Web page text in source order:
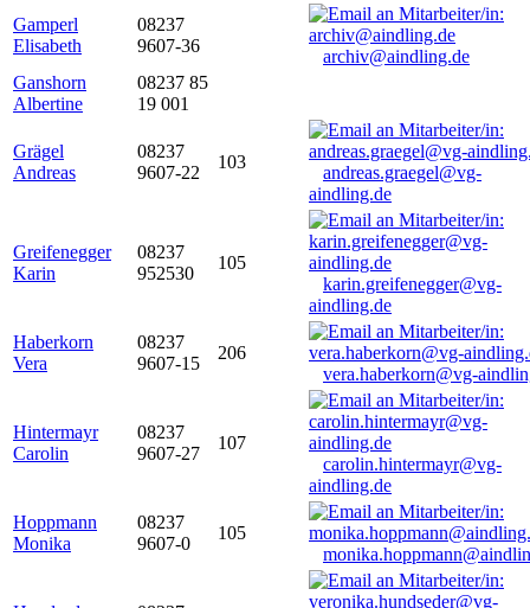
Gamperl
Elisabeth
08237
9607-36
archiv@aindling.de
Ganshorn
Albertine
08237 85
19 001
Grägel
Andreas
08237
9607-22
103
andreas.graegel@vg-
aindling.de
Greifenegger
Karin
08237
952530
105
karin.greifenegger@vg-
aindling.de
Haberkorn
Vera
08237
9607-15
206
vera.haberkorn@vg-
Hintermayr
Carolin
08237
9607-27
107
carolin.hintermayr@vg-
aindling.de
Hoppmann
Monika
08237
9607-0
105